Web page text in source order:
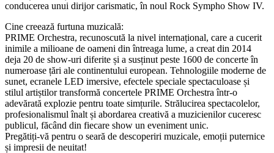
conducerea unui dirijor carismatic, în noul Rock Sympho Show IV.
Cine creează furtuna muzicală:
PRIME Orchestra, recunoscută la nivel internațional, care a cucerit
inimile a milioane de oameni din întreaga lume, a creat din 2014
deja 20 de show-uri diferite și a susținut peste 1600 de concerte în
numeroase țări ale continentului european. Tehnologiile moderne de
sunet, ecranele LED imersive, efectele speciale spectaculoase și
stilul artiștilor transformă concertele PRIME Orchestra într-o
adevărată explozie pentru toate simțurile. Strălucirea spectacolelor,
profesionalismul înalt și abordarea creativă a muzicienilor cuceresc
publicul, făcând din fiecare show un eveniment unic.
Pregătiți-vă pentru o seară de descoperiri muzicale, emoții puternice
și impresii de neuitat!